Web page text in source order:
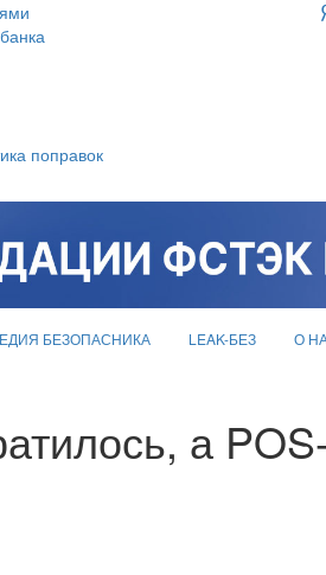
поправок
БЕЗОПАСНИКА LEAK-БЕЗ О
а